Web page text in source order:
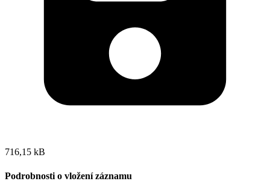
716,15 kB
Podrobnosti o vložení záznamu